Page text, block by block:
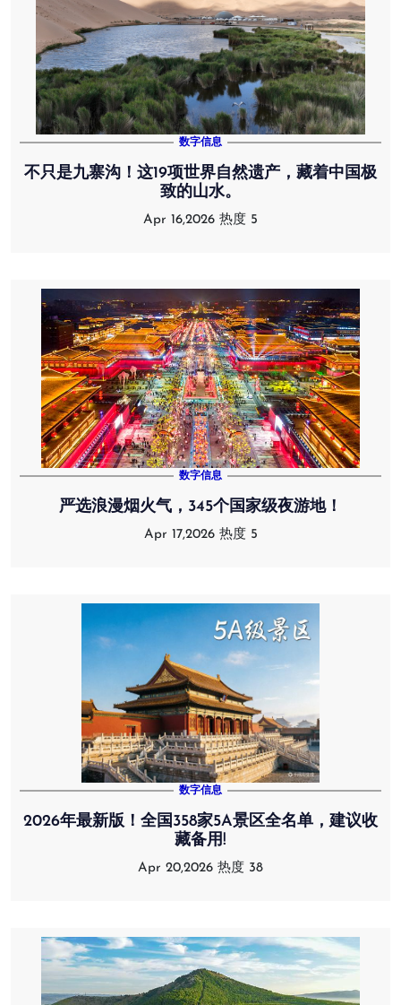
数字信息
不只是九寨沟！这19项世界自然遗产，藏着中国极
致的山水。
Apr 16,2026 热度 5
数字信息
严选浪漫烟火气，345个国家级夜游地！
Apr 17,2026 热度 5
数字信息
2026年最新版！全国358家5A景区全名单，建议收
藏备用!
Apr 20,2026 热度 38